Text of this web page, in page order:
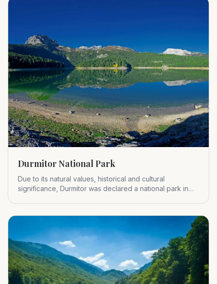
Durmitor National Park
Due to its natural values, historical and cultural
significance, Durmitor was declared a national park in